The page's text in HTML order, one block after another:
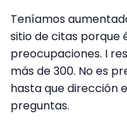
Teníamos
sitio de citas porque
preocupaciones. I
más de 300. No es
hasta que dirección
preguntas.